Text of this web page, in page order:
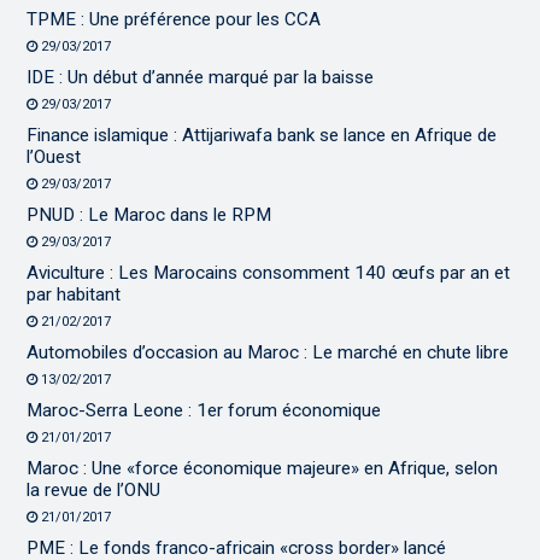
TPME : Une préférence pour les CCA
29/03/2017
IDE : Un début d’année marqué par la baisse
29/03/2017
Finance islamique : Attijariwafa bank se lance en Afrique de
l’Ouest
29/03/2017
PNUD : Le Maroc dans le RPM
29/03/2017
Aviculture : Les Marocains consomment 140 œufs par an et
par habitant
21/02/2017
Automobiles d’occasion au Maroc : Le marché en chute libre
13/02/2017
Maroc-Serra Leone : 1er forum économique
21/01/2017
Maroc : Une «force économique majeure» en Afrique, selon
la revue de l’ONU
21/01/2017
PME : Le fonds franco-africain «cross border» lancé